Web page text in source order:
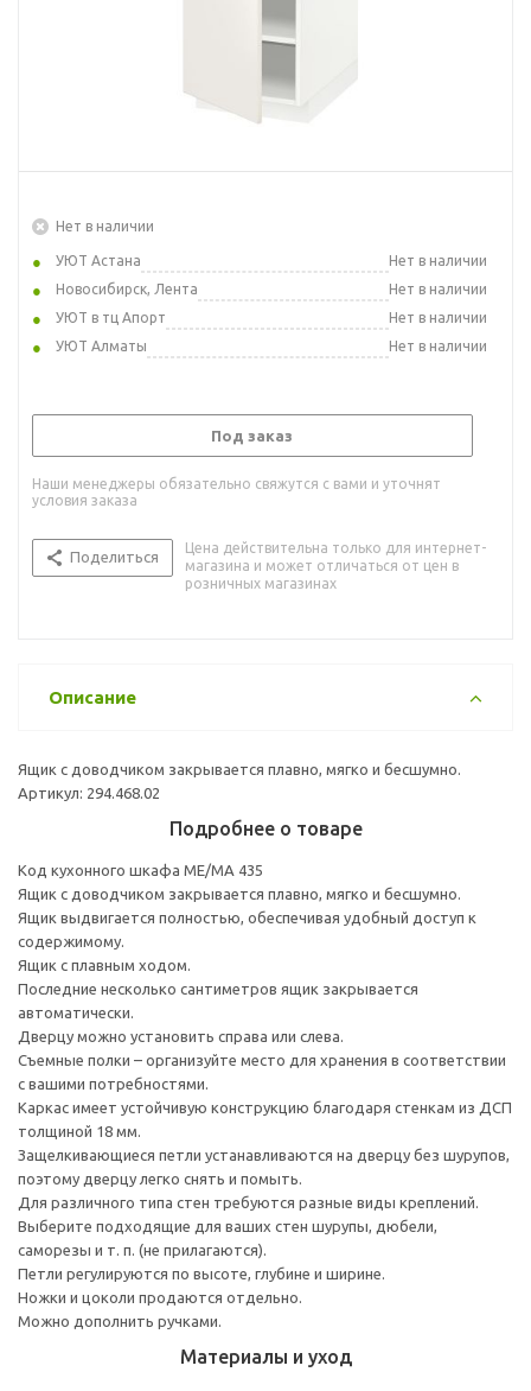
Нет в наличии
УЮТ Астана
Нет в наличии
Новосибирск, Лента
Нет в наличии
УЮТ в тц Апорт
Нет в наличии
УЮТ Алматы
Нет в наличии
Под заказ
Наши менеджеры обязательно свяжутся с вами и уточнят
условия заказа
Поделиться
Цена действительна только для интернет-
магазина и может отличаться от цен в
розничных магазинах
Описание
Ящик с доводчиком закрывается плавно, мягко и бесшумно.
Артикул: 294.468.02
Подробнее о товаре
Код кухонного шкафа ME/MA 435
Ящик с доводчиком закрывается плавно, мягко и бесшумно.
Ящик выдвигается полностью, обеспечивая удобный доступ к
содержимому.
Ящик с плавным ходом.
Последние несколько сантиметров ящик закрывается
автоматически.
Дверцу можно установить справа или слева.
Съемные полки – организуйте место для хранения в соответствии
с вашими потребностями.
Каркас имеет устойчивую конструкцию благодаря стенкам из ДСП
толщиной 18 мм.
Защелкивающиеся петли устанавливаются на дверцу без шурупов,
поэтому дверцу легко снять и помыть.
Для различного типа стен требуются разные виды креплений.
Выберите подходящие для ваших стен шурупы, дюбели,
саморезы и т. п. (не прилагаются).
Петли регулируются по высоте, глубине и ширине.
Ножки и цоколи продаются отдельно.
Можно дополнить ручками.
Материалы и уход